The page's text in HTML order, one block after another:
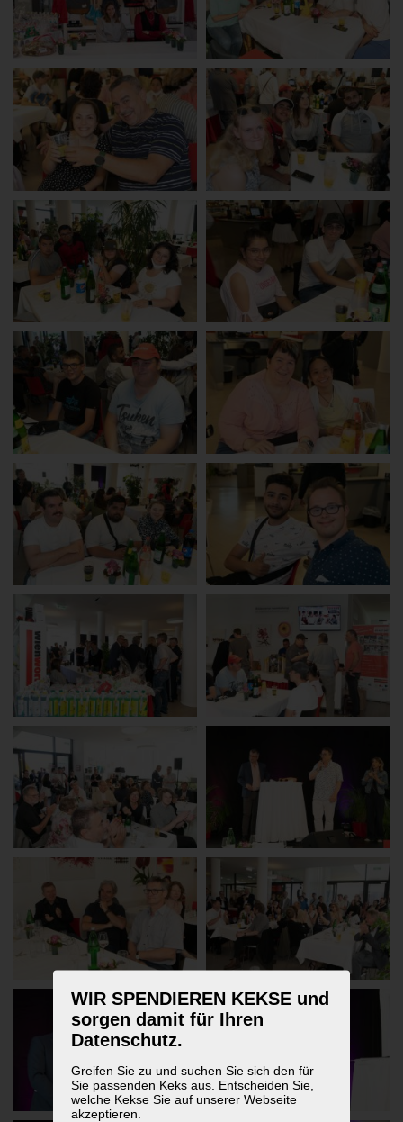
WIR SPENDIEREN KEKSE und
sorgen damit für Ihren
Datenschutz.
Greifen Sie zu und suchen Sie sich den für
Sie passenden Keks aus. Entscheiden Sie,
welche Kekse Sie auf unserer Webseite
akzeptieren.